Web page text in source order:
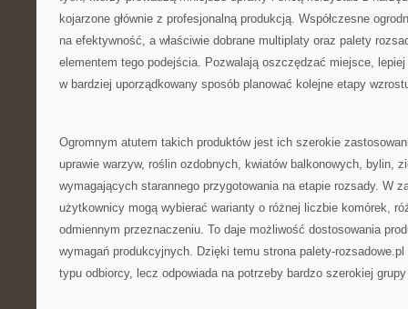
kojarzone głównie z profesjonalną produkcją. Współczesne
na efektywność, a właściwie dobrane multiplaty oraz palety
elementem tego podejścia. Pozwalają oszczędzać miejsce,
w bardziej uporządkowany sposób planować kolejne etapy
Ogromnym atutem takich produktów jest ich szerokie
uprawie warzyw, roślin ozdobnych, kwiatów balkonowych, bylin,
wymagających starannego przygotowania na etapie rozsady. W
użytkownicy mogą wybierać warianty o różnej liczbie komórek,
odmiennym przeznaczeniu. To daje możliwość dostosowania
wymagań produkcyjnych. Dzięki temu strona palety-
typu odbiorcy, lecz odpowiada na potrzeby bardzo szerokiej